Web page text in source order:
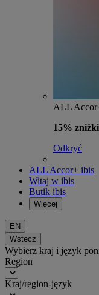
ALL
15%
Odkryć
ALL Accor+ ibis
Witaj w ibis
Butik ibis
Więcej
EN
Wstecz
Wybierz kraj i język
Region
Kraj/region-język